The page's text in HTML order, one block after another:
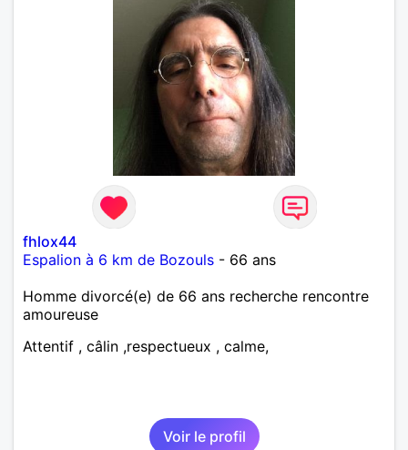
fhlox44
Espalion à 6 km de Bozouls - 66 ans
Homme divorcé(e) de 66 ans recherche rencontre
amoureuse
Attentif , câlin ,respectueux , calme,
Voir le profil